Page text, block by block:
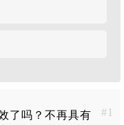
#1
了吗？不再具有